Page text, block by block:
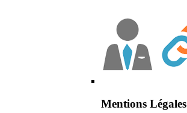
Mentions Légales